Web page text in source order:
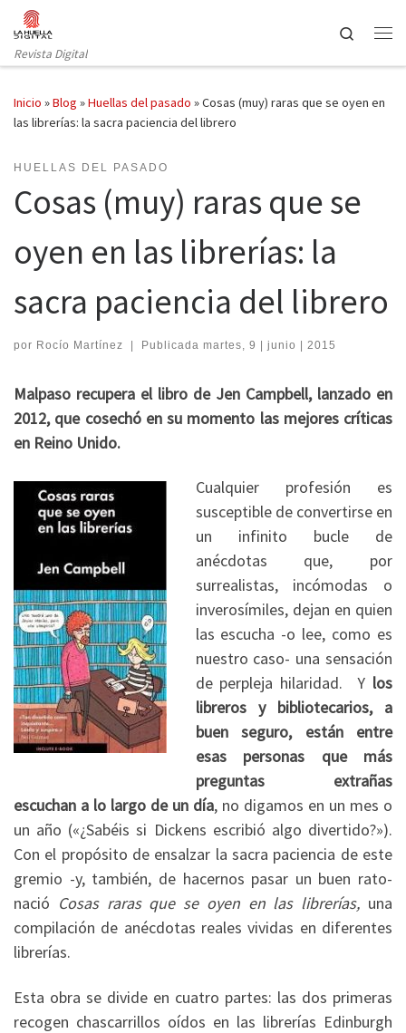
Saltar al contenido
Revista Digital
Search
Inicio »Blog »Huellas del pasado »Cosas (muy) raras que se oyen en
las librerías: la sacra paciencia del librero
HUELLAS DEL PASADO
Cosas (muy) raras que se
oyen en las librerías: la
sacra paciencia del librero
por Rocío Martínez | Publicada martes, 9 | junio | 2015
Malpaso recupera el libro de Jen Campbell, lanzado en
2012, que cosechó en su momento las mejores críticas
en Reino Unido.
Cualquier profesión es
susceptible de convertirse en
un infinito bucle de
anécdotas que, por
surrealistas, incómodas o
inverosímiles, dejan en quien
las escucha -o lee, como es
nuestro caso- una sensación
de perpleja hilaridad. Y los
libreros y bibliotecarios, a
buen seguro, están entre
esas personas que más
preguntas extrañas
escuchan a lo largo de un día, no digamos en un mes o
un año («¿Sabéis si Dickens escribió algo divertido?»).
Con el propósito de ensalzar la sacra paciencia de este
gremio -y, también, de hacernos pasar un buen rato-
nació Cosas raras que se oyen en las librerías, una
compilación de anécdotas reales vividas en diferentes
librerías.
Esta obra se divide en cuatro partes: las dos primeras
recogen chascarrillos oídos en las librerías Edinburgh